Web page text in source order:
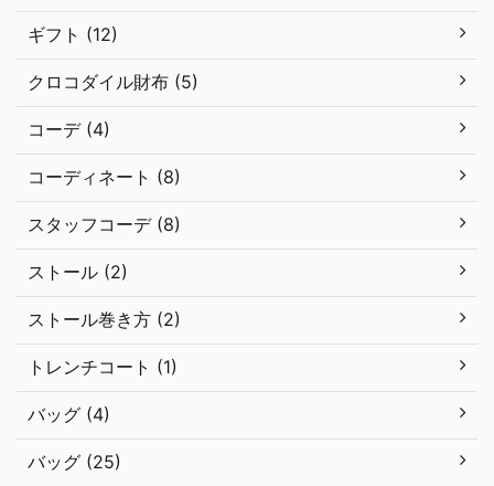
ギフト (12)
クロコダイル財布 (5)
コーデ (4)
コーディネート (8)
スタッフコーデ (8)
ストール (2)
ストール巻き方 (2)
トレンチコート (1)
バッグ (4)
バッグ (25)